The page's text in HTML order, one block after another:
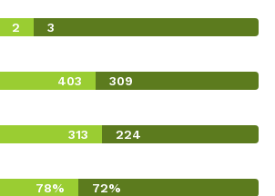
2 3
403 309
313 224
78% 72%